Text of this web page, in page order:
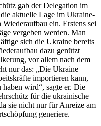
gab der Delegation im
aktuelle Lage im Ukraine-
ein. Erstens sei
vergeben werden. Man
sich die Ukraine bereits
dazu genützt
vor allem nach dem
nur das: „Die Ukraine
importieren kann,
wird“, sagte er. Die
für die ukrainische
sie nicht nur für Anreize am
generiere.